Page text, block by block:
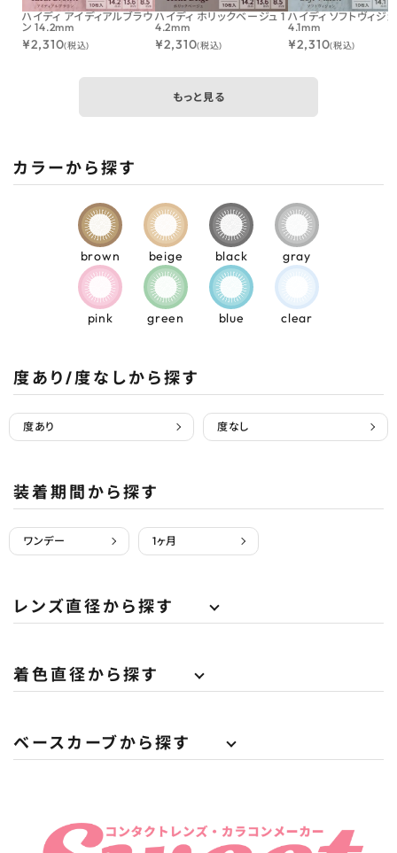
ハイディ アイディアルブラウ
ン 14.2mm
¥2,310(税込)
ハイディ ホリックベージュ 1
4.2mm
¥2,310(税込)
ハイディ ソフトヴィジ
4.1mm
¥2,310(税込)
もっと見る
カラーから探す
brown beige black gray
pink green blue clear
度あり/度なしから探す
度あり 度なし
装着期間から探す
ワンデー 1ヶ月
レンズ直径から探す
着色直径から探す
ベースカーブから探す